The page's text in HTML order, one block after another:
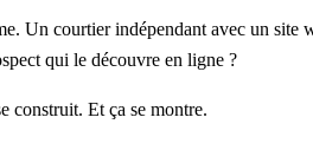
Un courtier indépendant avec un
qui le découvre en ligne ?
construit. Et ça se montre.